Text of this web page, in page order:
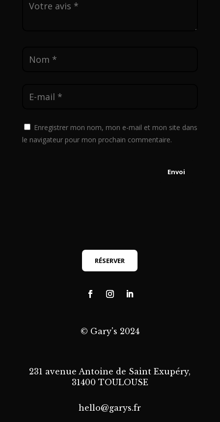
Enregistrer mon nom, mon e-mail et mon site dans
le navigateur pour mon prochain commentaire.
Envoi
RÉSERVER
© Gary's 2024
231 avenue Antoine de Saint Exupéry,
31400 TOULOUSE
hello@garys.fr